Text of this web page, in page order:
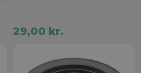
29,00 kr.